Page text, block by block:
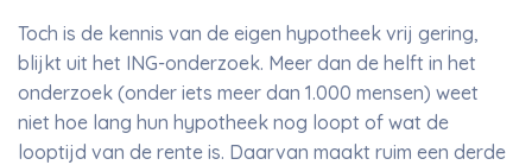
Toch is de kennis van de eigen hypotheek vrij gering,
blijkt uit het ING-onderzoek. Meer dan de helft in het
onderzoek (onder iets meer dan 1.000 mensen) weet
niet hoe lang hun hypotheek nog loopt of wat de
looptijd van de rente is. Daarvan maakt ruim een derde